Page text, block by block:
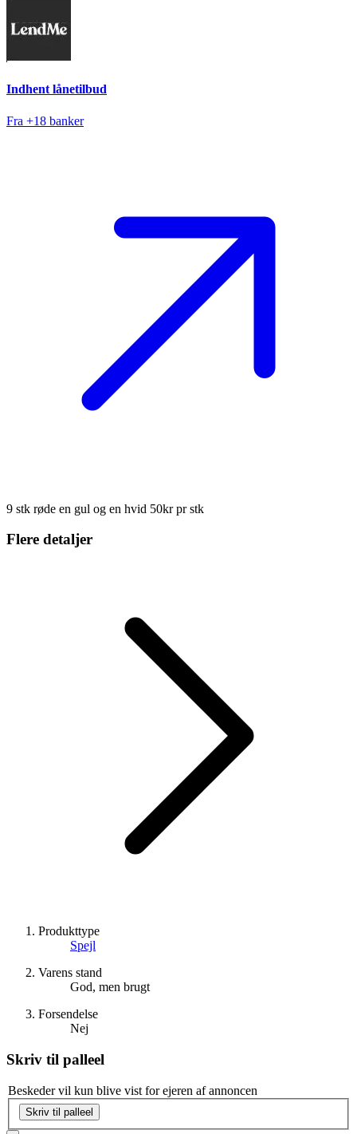
Indhent lånetilbud
Fra +18 banker
9 stk røde en gul og en hvid 50kr pr stk
Flere detaljer
Produkttype
Spejl
Varens stand
God, men brugt
Forsendelse
Nej
Skriv til palleel
Beskeder vil kun blive vist for ejeren af annoncen
Skriv til palleel